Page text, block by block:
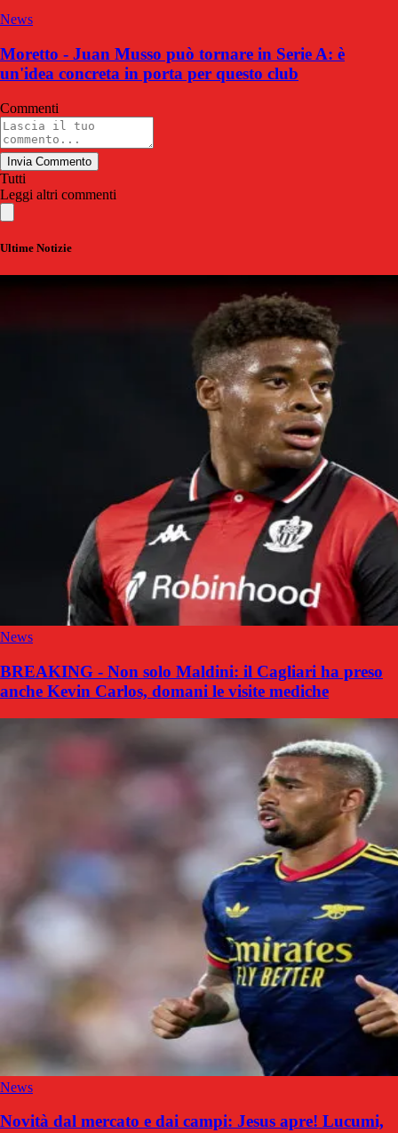
News
Moretto - Juan Musso può tornare in Serie A: è
un'idea concreta in porta per questo club
Commenti
Invia Commento
Tutti
Leggi altri commenti
Ultime Notizie
News
BREAKING - Non solo Maldini: il Cagliari ha preso
anche Kevin Carlos, domani le visite mediche
News
Novità dal mercato e dai campi: Jesus apre! Lucumi,